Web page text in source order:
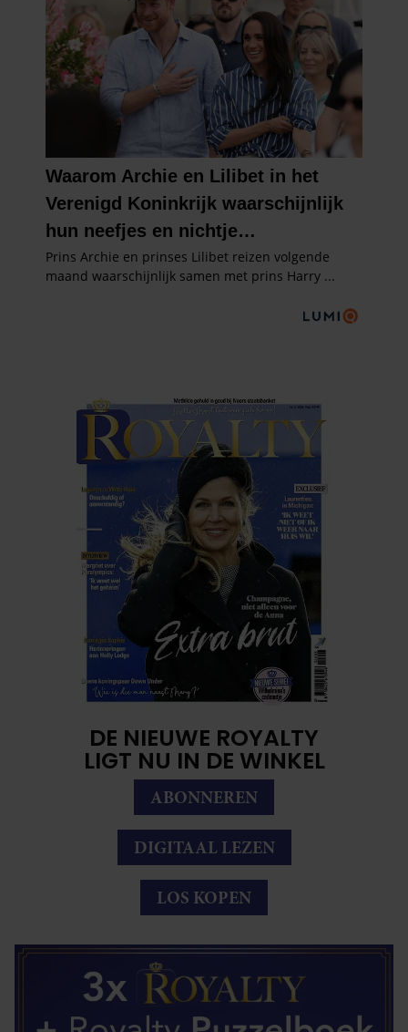
DE NIEUWE ROYALTY
LIGT NU IN DE WINKEL
ABONNEREN
DIGITAAL LEZEN
LOS KOPEN